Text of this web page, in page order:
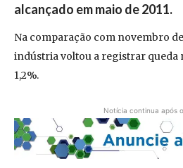
alcançado em maio de 2011.
Na comparação com novembro
indústria voltou a registrar queda
1,2%.
Notícia continua após